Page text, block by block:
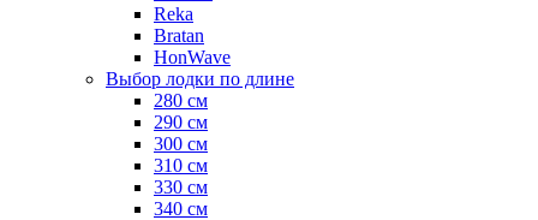
Reka
Bratan
HonWave
Выбор лодки по длине
280 см
290 см
300 см
310 см
330 см
340 см